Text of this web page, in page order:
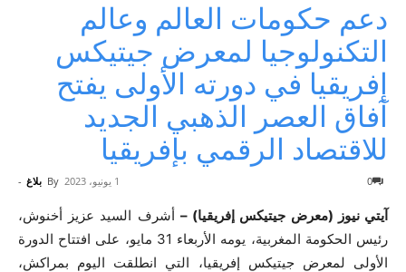
دعم حكومات العالم وعالم
التكنولوجيا لمعرض جيتيكس
إفريقيا في دورته الأولى يفتح
آفاق العصر الذهبي الجديد
للاقتصاد الرقمي بإفريقيا
By بلاغ - 1 يونيو، 2023 0
آيتي نيوز (معرض جيتيكس إفريقيا) – أشرف السيد عزيز أخنوش،
رئيس الحكومة المغربية، يومه الأربعاء 31 مايو، على افتتاح الدورة
الأولى لمعرض جيتيكس إفريقيا، التي انطلقت اليوم بمراكش،